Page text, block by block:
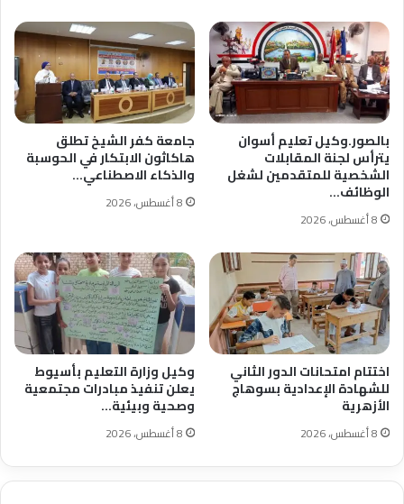
بالصور.وكيل تعليم أسوان
يترأس لجنة المقابلات
الشخصية للمتقدمين لشغل
الوظائف…
8 أغسطس، 2026
جامعة كفر الشيخ تطلق
هاكاثون الابتكار في الحوسبة
والذكاء الاصطناعي…
8 أغسطس، 2026
اختتام امتحانات الدور الثاني
للشهادة الإعدادية بسوهاج
الأزهرية
8 أغسطس، 2026
وكيل وزارة التعليم بأسيوط
يعلن تنفيذ مبادرات مجتمعية
وصحية وبيئية…
8 أغسطس، 2026